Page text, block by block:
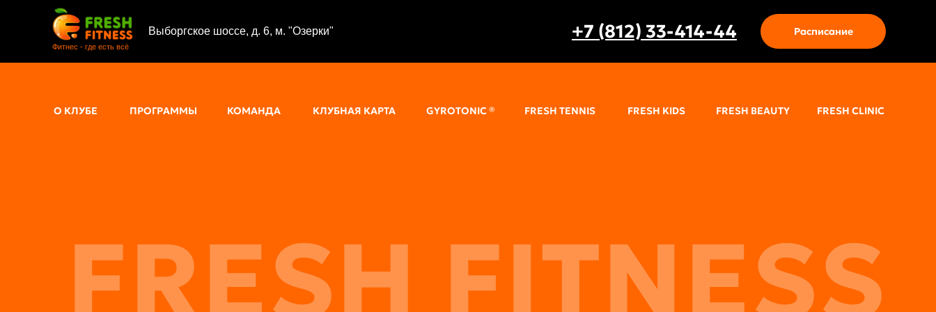
Выборгское шоссе, д. 6, м. "Озерки"
Фитнес - где есть всё
+7 (812) 33-414-44 Расписание
О КЛУБЕ ПРОГРАММЫ КОМАНДА КЛУБНАЯ КАРТА GYROTONIC ® FRESH TENNIS FRESH KIDS FRESH BEAUTY FRESH CLINIC
FRESH FITNESS